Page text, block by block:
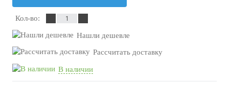
Кол-во:
Нашли дешевле
Рассчитать доставку
В наличии